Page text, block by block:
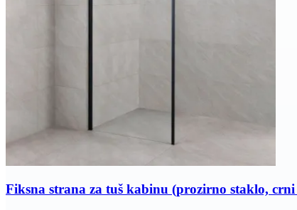
Fiksna strana za tuš kabinu (prozirno staklo,